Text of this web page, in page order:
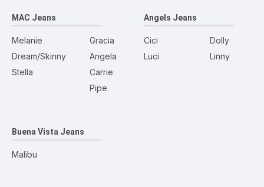
MAC Jeans
Melanie
Dream/Skinny
Stella
Gracia
Angela
Carrie
Pipe
Angels Jeans
Cici
Luci
Dolly
Linny
Buena Vista Jeans
Malibu